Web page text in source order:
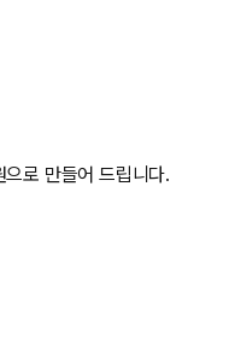
로 만들어 드립니다.